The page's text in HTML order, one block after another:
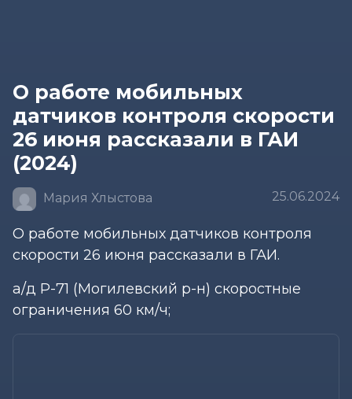
О работе мобильных
датчиков контроля скорости
26 июня рассказали в ГАИ
(2024)
Мария Хлыстова 25.06.2024
О работе мобильных датчиков контроля
скорости 26 июня рассказали в ГАИ.
а/д Р-71 (Могилевский р-н) скоростные
ограничения 60 км/ч;